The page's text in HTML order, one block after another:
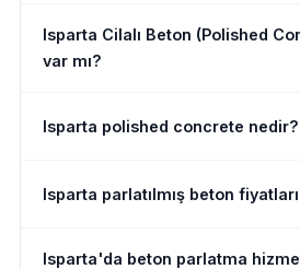
Isparta Cilalı Beton (Polished
var mı?
Isparta polished concrete nedir?
Isparta parlatılmış beton
Isparta'da beton parlatma